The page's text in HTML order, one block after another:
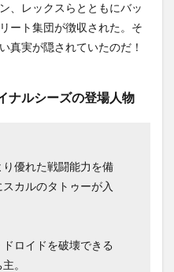
、レックスらとともにバッ
ート集団が徴収された。そ
真実が隠されていたのだ！
ナルシーズの登場人物
優れた戦闘能力を備
カルのタトゥーが入
ロイドを破壊できる
。